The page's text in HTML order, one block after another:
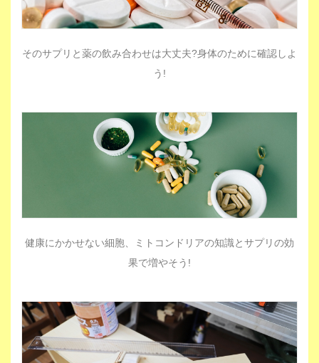
そのサプリと薬の飲み合わせは大丈夫?身体のために確認しよ
う!
健康にかかせない細胞、ミトコンドリアの知識とサプリの効
果で増やそう!